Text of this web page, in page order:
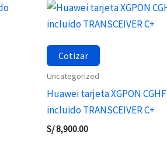
Cotizar
Uncategorized
Huawei tarjeta XGPON CGHF
incluido TRANSCEIVER C+
S/8,900.00